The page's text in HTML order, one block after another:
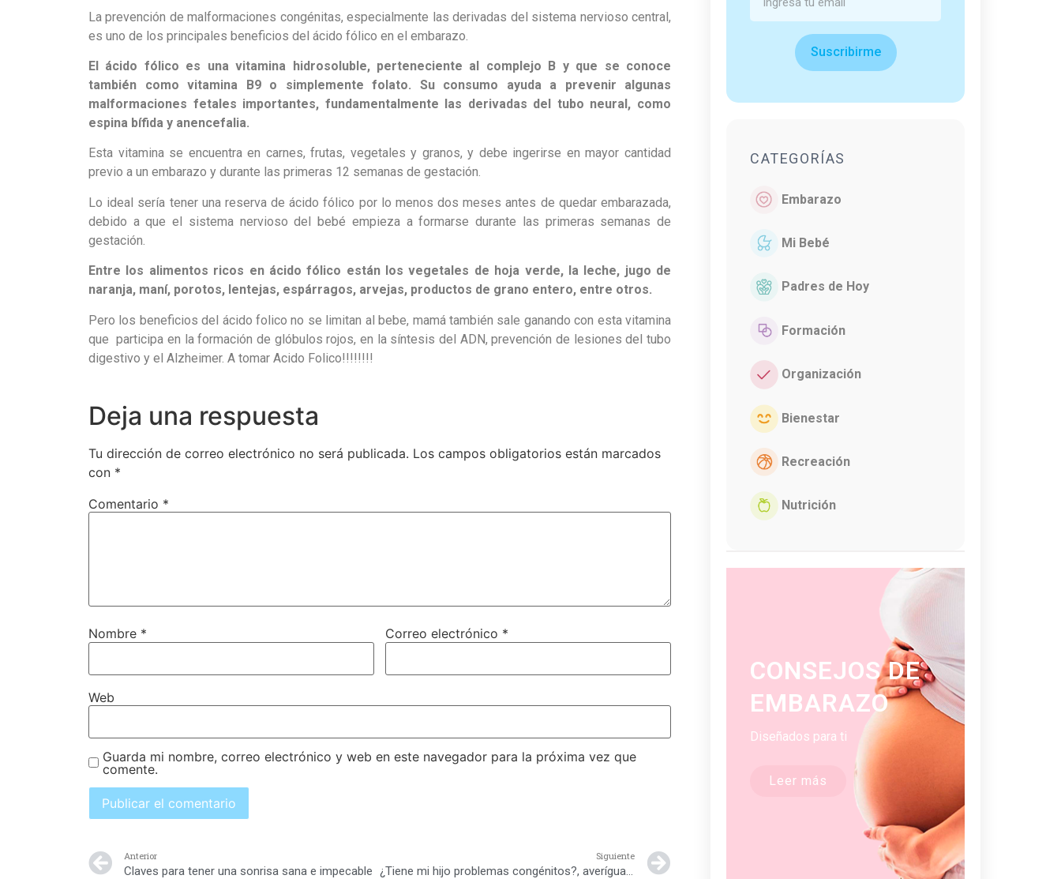
La prevención de malformaciones congénitas, especialmente las derivadas del sistema nervioso central,
es uno de los principales beneficios del ácido fólico en el embarazo.
El ácido fólico es una vitamina hidrosoluble, perteneciente al complejo B y que se conoce
también como vitamina B9 o simplemente folato. Su consumo ayuda a prevenir algunas
malformaciones fetales importantes, fundamentalmente las derivadas del tubo neural, como
espina bífida y anencefalia.
Esta vitamina se encuentra en carnes, frutas, vegetales y granos, y debe ingerirse en mayor cantidad
previo a un embarazo y durante las primeras 12 semanas de gestación.
Lo ideal sería tener una reserva de ácido fólico por lo menos dos meses antes de quedar embarazada,
debido a que el sistema nervioso del bebé empieza a formarse durante las primeras semanas de
gestación.
Entre los alimentos ricos en ácido fólico están los vegetales de hoja verde, la leche, jugo de
naranja, maní, porotos, lentejas, espárragos, arvejas, productos de grano entero, entre otros.
Pero los beneficios del ácido folico no se limitan al bebe, mamá también sale ganando con esta vitamina
que participa en la formación de glóbulos rojos, en la síntesis del ADN, prevención de lesiones del tubo
digestivo y el Alzheimer. A tomar Acido Folico!!!!!!!!
Deja una respuesta
Tu dirección de correo electrónico no será publicada. Los campos obligatorios están marcados
con *
Comentario *
Nombre * Correo electrónico *
Web
Guarda mi nombre, correo electrónico y web en este navegador para la próxima vez que
comente.
Anterior
Claves para tener una sonrisa sana e impecable
Siguiente
¿Tiene mi hijo problemas congénitos?, averígualo con Early Screen
Suscribirme
CATEGORÍAS
Embarazo
Mi Bebé
Padres de Hoy
Formación
Organización
Bienestar
Recreación
Nutrición
CONSEJOS DE
EMBARAZO
Diseñados para ti
Leer más